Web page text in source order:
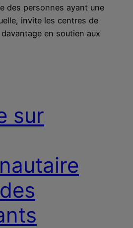
des personnes ayant une
invite les centres de
en soutien aux
sur